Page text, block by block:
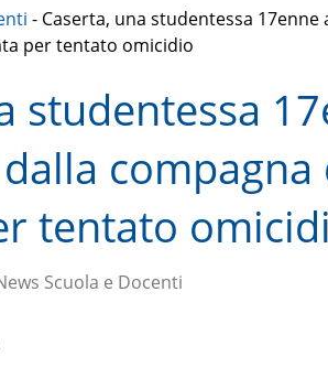
- Caserta, una studentessa 17enne
per tentato omicidio
studentessa
compagna
tentato
Scuola e Docenti